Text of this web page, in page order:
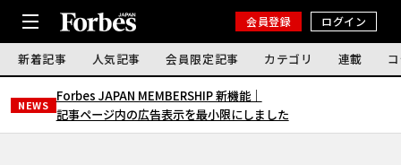
会員登録 ログイン
新着記事 人気記事 会員限定記事 カテゴリ 連載
NEWS
Forbes JAPAN MEMBERSHIP 新機能｜
記事ページ内の広告表示を最小限にしました